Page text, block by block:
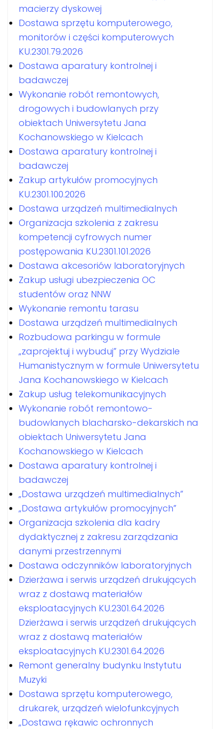
macierzy dyskowej
Dostawa sprzętu komputerowego,
monitorów i części komputerowych
KU.2301.79.2026
Dostawa aparatury kontrolnej i
badawczej
Wykonanie robót remontowych,
drogowych i budowlanych przy
obiektach Uniwersytetu Jana
Kochanowskiego w Kielcach
Dostawa aparatury kontrolnej i
badawczej
Zakup artykułów promocyjnych
KU.2301.100.2026
Dostawa urządzeń multimedialnych
Organizacja szkolenia z zakresu
kompetencji cyfrowych numer
postępowania KU.2301.101.2026
Dostawa akcesoriów laboratoryjnych
Zakup usługi ubezpieczenia OC
studentów oraz NNW
Wykonanie remontu tarasu
Dostawa urządzeń multimedialnych
Rozbudowa parkingu w formule
„zaprojektuj i wybuduj” przy Wydziale
Humanistycznym w formule Uniwersytetu
Jana Kochanowskiego w Kielcach
Zakup usług telekomunikacyjnych
Wykonanie robót remontowo-
budowlanych blacharsko-dekarskich na
obiektach Uniwersytetu Jana
Kochanowskiego w Kielcach
Dostawa aparatury kontrolnej i
badawczej
„Dostawa urządzeń multimedialnych”
„Dostawa artykułów promocyjnych”
Organizacja szkolenia dla kadry
dydaktycznej z zakresu zarządzania
danymi przestrzennymi
Dostawa odczynników laboratoryjnych
Dzierżawa i serwis urządzeń drukujących
wraz z dostawą materiałów
eksploatacyjnych KU.2301.64.2026
Dzierżawa i serwis urządzeń drukujących
wraz z dostawą materiałów
eksploatacyjnych KU.2301.64.2026
Remont generalny budynku Instytutu
Muzyki
Dostawa sprzętu komputerowego,
drukarek, urządzeń wielofunkcyjnych
„Dostawa rękawic ochronnych